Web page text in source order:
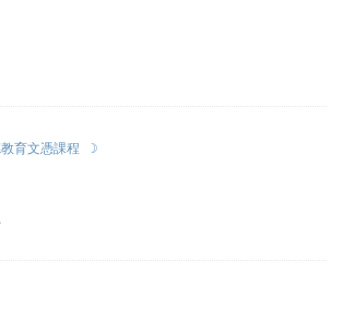
教育文憑課程 ☽